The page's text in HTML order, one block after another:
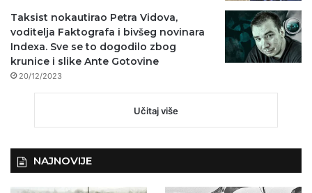
Taksist nokautirao Petra Vidova,
voditelja Faktografa i bivšeg novinara
Indexa. Sve se to dogodilo zbog
krunice i slike Ante Gotovine
20/12/2023
Učitaj više
NAJNOVIJE